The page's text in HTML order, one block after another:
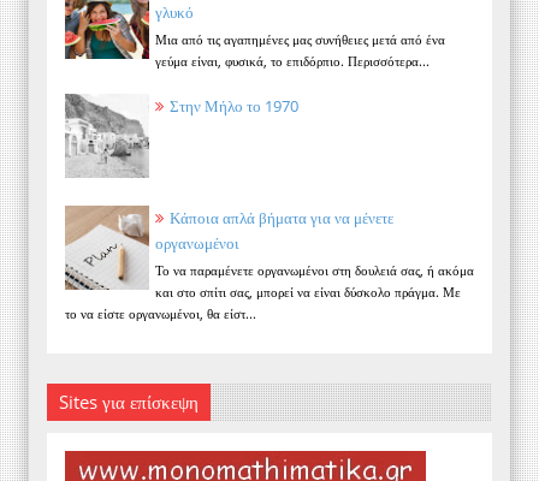
γλυκό
Μια από τις αγαπημένες μας συνήθειες μετά από ένα
γεύμα είναι, φυσικά, το επιδόρπιο. Περισσότερα...
Στην Μήλο το 1970
Κάποια απλά βήματα για να μένετε
οργανωμένοι
Το να παραμένετε οργανωμένοι στη δουλειά σας, ή ακόμα
και στο σπίτι σας, μπορεί να είναι δύσκολο πράγμα. Με
το να είστε οργανωμένοι, θα είστ...
Sites για επίσκεψη